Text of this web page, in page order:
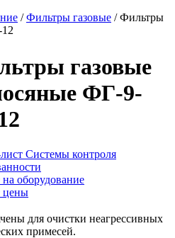
/ Фильтры газовые / Фильтры
газовые
ФГ-9-
Системы контроля
на оборудование
цены
для очистки неагрессивных
примесей.